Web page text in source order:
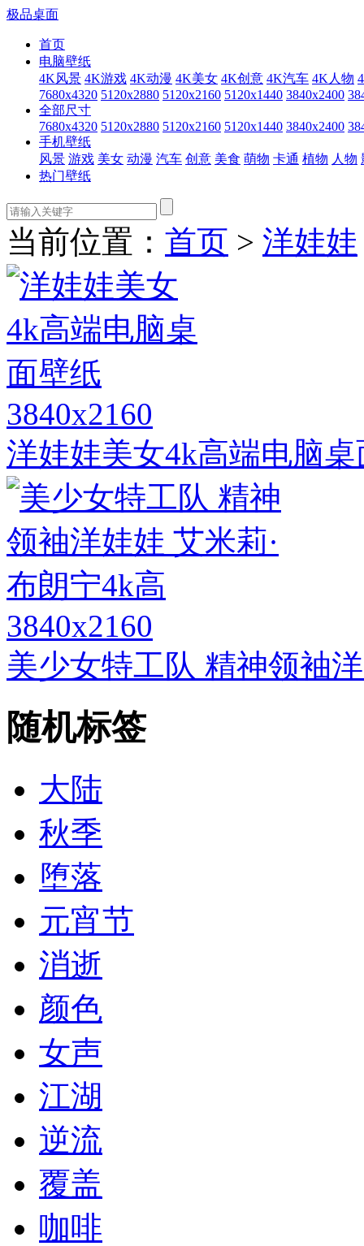
极品桌面
首页
电脑壁纸
4K风景 4K游戏 4K动漫 4K美女 4K创意 4K汽车 4K人物
7680x4320 5120x2880 5120x2160 5120x1440 3840x2400
全部尺寸
7680x4320 5120x2880 5120x2160 5120x1440 3840x2400
手机壁纸
风景 游戏 美女 动漫 汽车 创意 美食 萌物 卡通 植物 人物
热门壁纸
当前位置： 首页 > 洋娃娃
3840x2160
洋娃娃美女4k高端电脑
3840x2160
美少女特工队 精神领袖
随机标签
大陆
秋季
堕落
元宵节
消逝
颜色
女声
江湖
逆流
覆盖
咖啡